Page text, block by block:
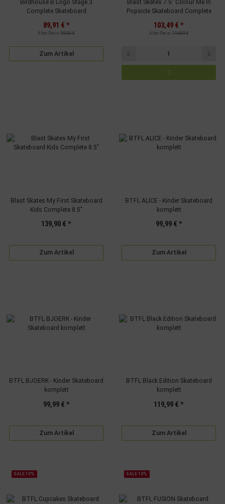
Birdhouse B Logo Stage 3
Complete Skateboard
89,91 € *
Alter Preis: 99,90 €
Zum Artikel
Blast Skates 7.5" Colour Me In
Popsicle Skateboard Complete
103,49 € *
Alter Preis: 114,99 €
Blast Skates My First Skateboard
Kids Complete 8.5"
139,90 € *
Zum Artikel
BTFL ALICE - Kinder Skateboard
komplett
99,99 € *
Zum Artikel
BTFL BJOERK - Kinder Skateboard
komplett
99,99 € *
Zum Artikel
BTFL Black Edition Skateboard
komplett
119,99 € *
Zum Artikel
SALE 10% SALE 10%
Verwendung genauer Standortdaten